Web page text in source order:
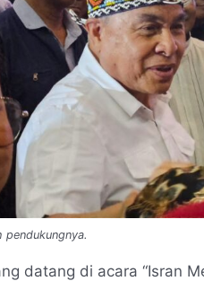
datang di acara “Isran